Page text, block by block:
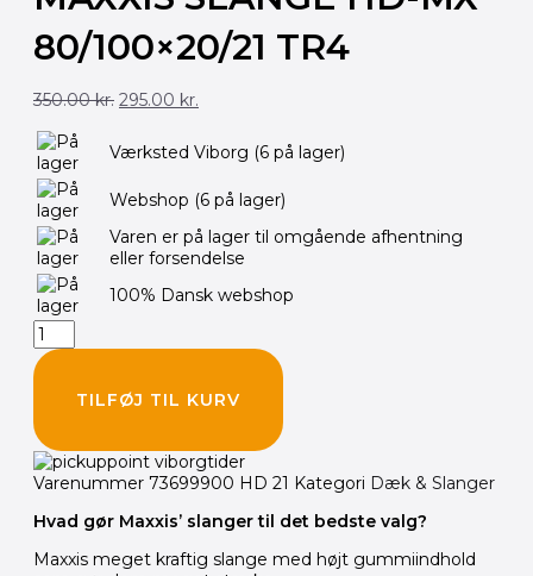
80/100×20/21 TR4
350.00kr. oprindelige
var:
295.00 kr.aktuelle
er:
295.00 kr..
Værksted Viborg (6 på lager)
Webshop (6 på lager)
Varen er på lager til omgående afhentning
eller forsendelse
100% Dansk webshop
MAXXIS
Slange
HD-
MX
80/100x20/21
TR4
antal
TILFØJ TIL KURV
Varenummer 73699900 HD 21 Kategori Dæk & Slanger
Hvad gør Maxxis’ slanger til det bedste valg?
Maxxis meget kraftig slange med højt gummiindhold